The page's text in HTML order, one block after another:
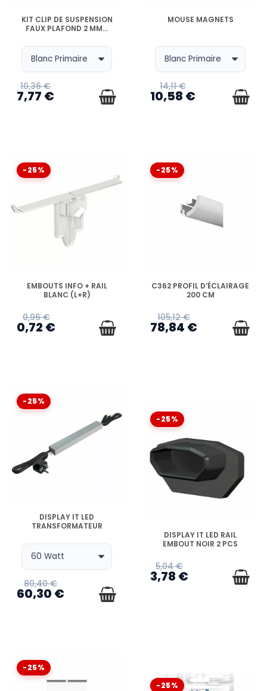
EN STOCK
KIT CLIP DE SUSPENSION
FAUX PLAFOND 2 MM...
10,36 €
7,77 €
EN STOCK
MOUSE MAGNETS
14,11 €
10,58 €
-25%
EN STOCK
EMBOUTS INFO + RAIL
BLANC (L+R)
0,96 €
0,72 €
-25%
EN STOCK
C362 PROFIL D’ÉCLAIRAGE
200 CM
105,12 €
78,84 €
-25%
EN STOCK
DISPLAY IT LED
TRANSFORMATEUR
80,40 €
60,30 €
-25%
DISPLAY IT LED RAIL
EMBOUT NOIR 2 PCS
5,04 €
3,78 €
-25%
-25%